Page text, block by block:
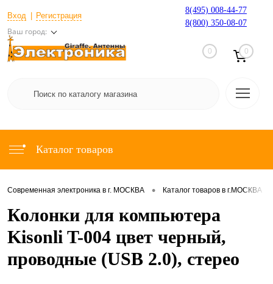
Вход Регистрация
Ваш город:
8(495) 008-44-77
8(800) 350-08-07
0 0
Каталог товаров
Современная электроника в г. МОСКВА • Каталог товаров в г.МОСКВА
Колонки для компьютера
Kisonli T-004 цвет черный,
проводные (USB 2.0), стерео